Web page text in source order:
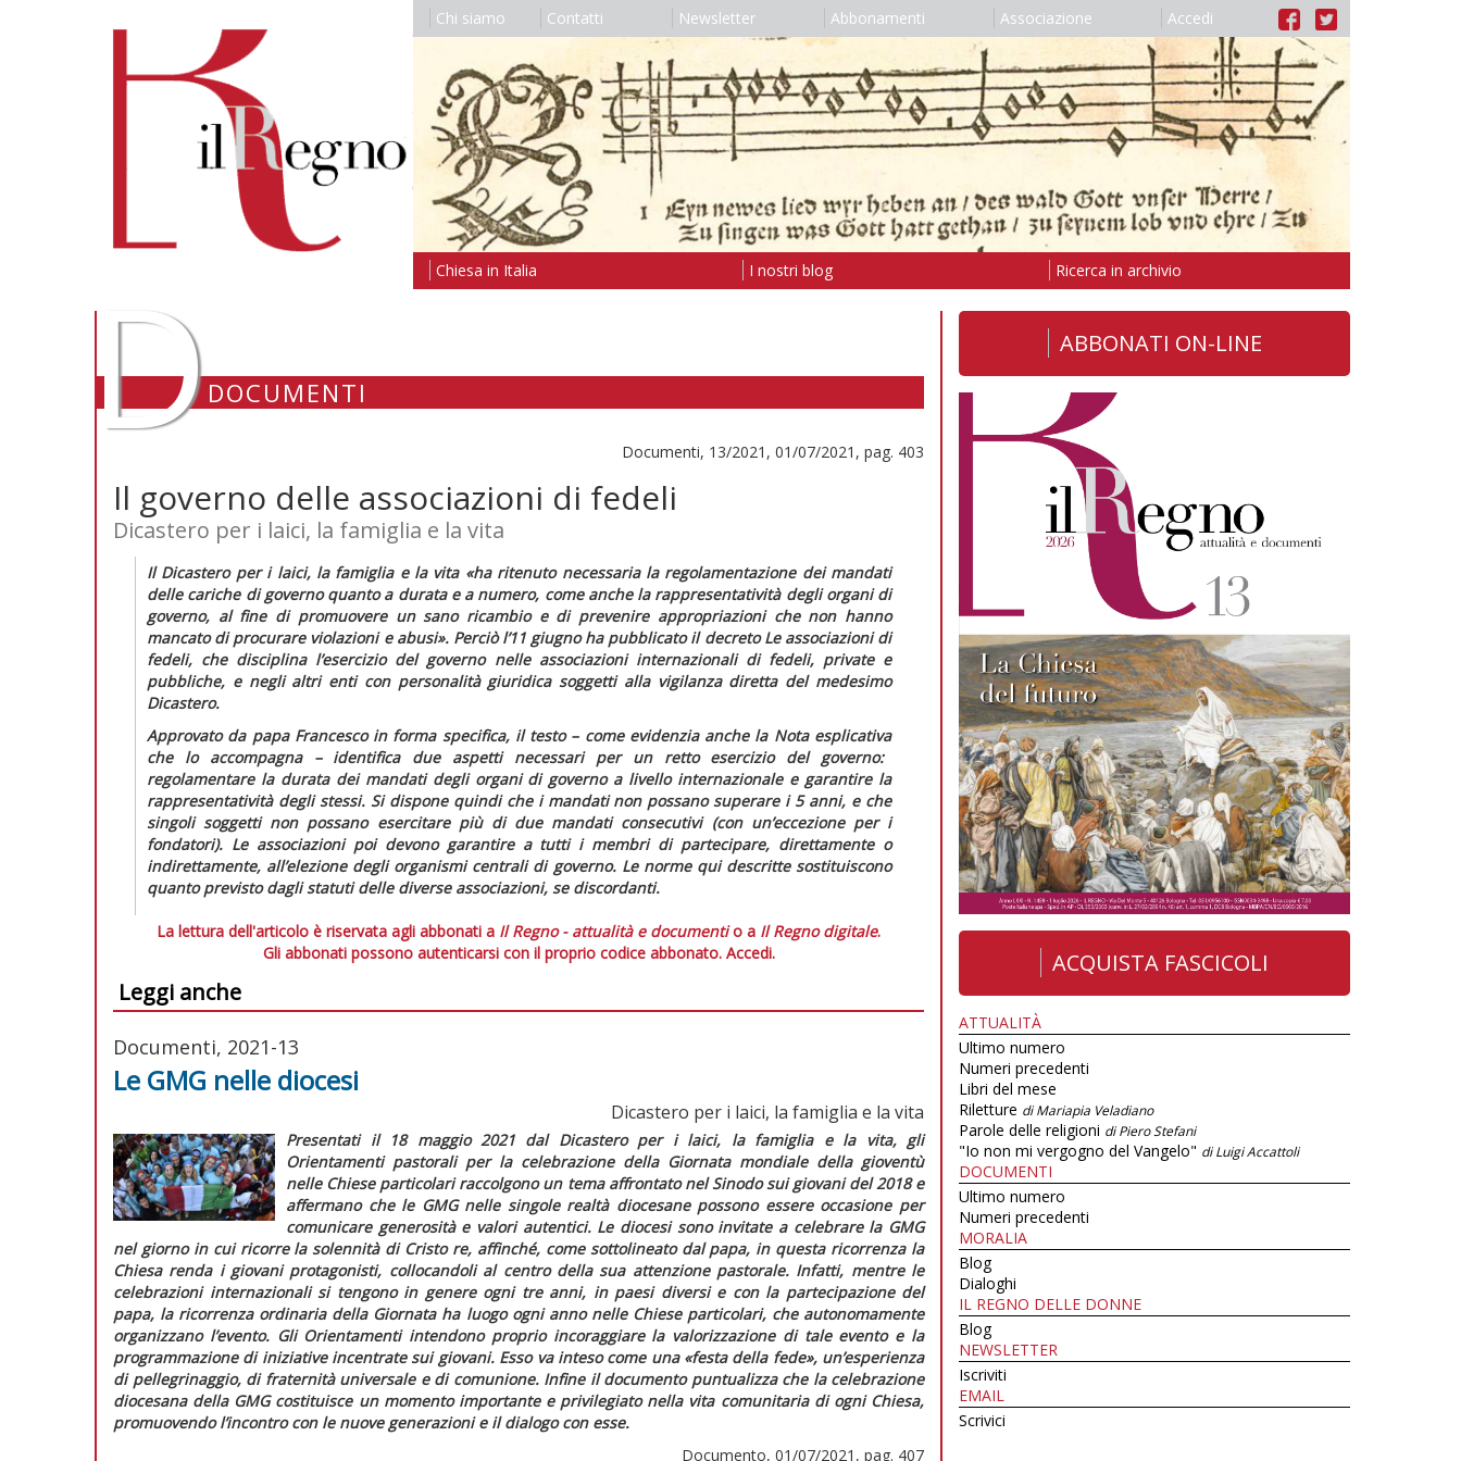
Chi siamo Contatti Newsletter Abbonamenti Associazione Accedi
Chiesa in Italia I nostri blog Ricerca in archivio
DDOCUMENTI
Documenti, 13/2021, 01/07/2021, pag. 403
Il governo delle associazioni di fedeli
Dicastero per i laici, la famiglia e la vita
Il Dicastero per i laici, la famiglia e la vita «ha ritenuto necessaria la regolamentazione dei mandati
delle cariche di governo quanto a durata e a numero, come anche la rappresentatività degli organi di
governo, al fine di promuovere un sano ricambio e di prevenire appropriazioni che non hanno
mancato di procurare violazioni e abusi».Perciò l’11 giugno ha pubblicato il decretoLe associazioni di
fedeli, che disciplina l’esercizio del governo nelle associazioni internazionali di fedeli, private e
pubbliche, e negli altri enti con personalità giuridica soggetti alla vigilanza diretta del medesimo
Dicastero.
Approvato da papa Francesco in forma specifica, il testo – come evidenzia anche la Nota esplicativa
che lo accompagna – identifica due aspetti necessari per un retto esercizio del governo:
regolamentare la durata dei mandati degli organi di governo a livello internazionale e garantire la
rappresentatività degli stessi. Si dispone quindi che i mandati non possano superare i 5 anni, e che
singoli soggetti non possano esercitare più di due mandati consecutivi (con un’eccezione per i
fondatori). Le associazioni poi devono garantire a tutti i membri di partecipare, direttamente o
indirettamente, all’elezione degli organismi centrali di governo. Le norme qui descritte sostituiscono
quanto previsto dagli statuti delle diverse associazioni, se discordanti.
La lettura dell'articolo è riservata agli abbonati a Il Regno - attualità e documentio a Il Regno digitale.
Gli abbonati possono autenticarsi con il proprio codice abbonato. Accedi.
Leggi anche
Documenti, 2021-13
Le GMG nelle diocesi
Dicastero per i laici, la famiglia e la vita
Presentati il 18 maggio 2021 dal Dicastero per i laici, la famiglia e la vita, gli
Orientamenti pastorali per la celebrazione della Giornata mondiale della gioventù
nelle Chiese particolariraccolgono un tema affrontato nel Sinodo sui giovani del 2018 e
affermano che le GMG nelle singole realtà diocesane possono essere occasione per
comunicare generosità e valori autentici. Le diocesi sono invitate a celebrare la GMG
nel giorno in cui ricorre la solennità di Cristo re, affinché, come sottolineato dal papa, in questa ricorrenza la
Chiesa renda i giovani protagonisti, collocandoli al centro della sua attenzione pastorale. Infatti, mentre le
celebrazioni internazionali si tengono in genere ogni tre anni, in paesi diversi e con la partecipazione del
papa, la ricorrenza ordinaria della Giornata ha luogo ogni anno nelle Chiese particolari, che autonomamente
organizzano l’evento. Gli Orientamentiintendono proprio incoraggiare la valorizzazione di tale evento e la
programmazione di iniziative incentrate sui giovani. Esso va inteso come una «festa della fede», un’esperienza
di pellegrinaggio, di fraternità universale e di comunione. Infine il documento puntualizza che la celebrazione
diocesana della GMG costituisce un momento importante e privilegiato nella vita comunitaria di ogni Chiesa,
promuovendo l’incontro con le nuove generazioni e il dialogo con esse.
Documento, 01/07/2021, pag. 407
ABBONATI ON-LINE
ACQUISTA FASCICOLI
ATTUALITÀ
Ultimo numero
Numeri precedenti
Libri del mese
Riletture di Mariapia Veladiano
Parole delle religioni di Piero Stefani
"Io non mi vergogno del Vangelo" di Luigi Accattoli
DOCUMENTI
Ultimo numero
Numeri precedenti
MORALIA
Blog
Dialoghi
IL REGNO DELLE DONNE
Blog
NEWSLETTER
Iscriviti
EMAIL
Scrivici